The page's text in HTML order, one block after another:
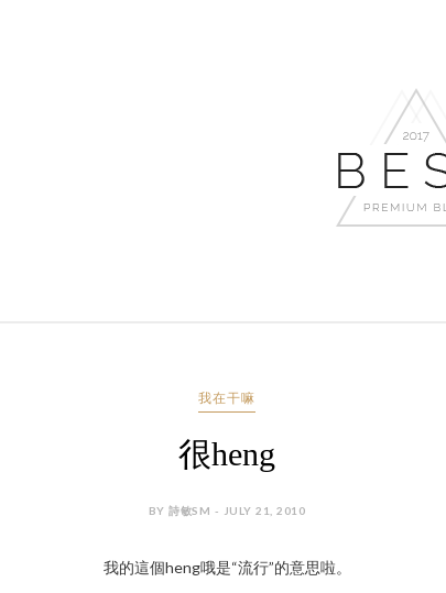
我在干嘛
很heng
BY 詩敏SM - JULY 21, 2010
我的這個heng哦是“流行”的意思啦。